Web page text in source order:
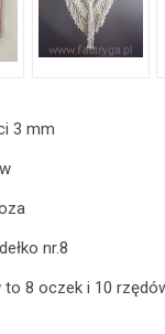
3 mm
nr.8
8 oczek i 10